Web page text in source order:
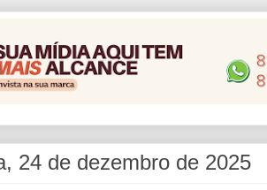
24 de dezembro de 2025